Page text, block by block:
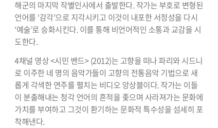
해군의 마지막 작별인사에서 출발한다. 작가는 부호로 변형된
언어를 ‘감각’으로 지각시키고 이것이 내포한 서정성을 다시
‘예술’로 승화시킨다. 이를 통해 비언어적인 소통과 교감을 시
도한다.
4채널 영상 <시민 밴드> (2012)는 고향을 떠나 파리와 시드니
로 이주한 네 명의 음악가들이 고향의 전통음악 기법으로 새
롭게 각색한 연주를 펼치는 비디오 앙상블이다. 작가는 이들
이 분출해내는 청각 언어의 흔적을 좇으며 사라져가는 문화에
가치를 부여하고 그것이 환기하는 문화적 특수성을 섬세히 포
착해낸다.